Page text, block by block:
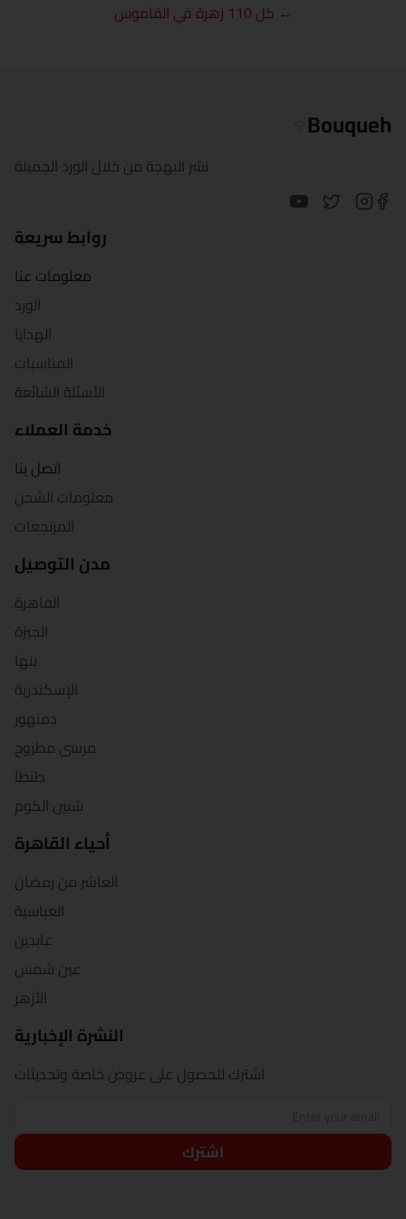
← كل 110 زهرة في القاموس
Bouqueh
🌹
نشر البهجة من خلال الورد الجميلة
روابط سريعة
معلومات عنا
الورد
الهدايا
المناسبات
الأسئلة الشائعة
خدمة العملاء
اتصل بنا
معلومات الشحن
المرتجعات
مدن التوصيل
القاهرة
الجيزة
بنها
الإسكندرية
دمنهور
مرسى مطروح
طنطا
شبين الكوم
أحياء القاهرة
العاشر من رمضان
العباسية
عابدين
عين شمس
الأزهر
النشرة الإخبارية
اشترك للحصول على عروض خاصة وتحديثات
اشترك
الأقصر